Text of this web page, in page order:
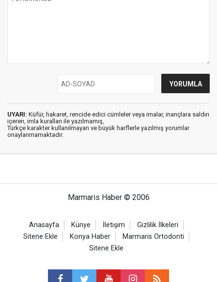
UYARI: Küfür, hakaret, rencide edici cümleler veya imalar, inançlara saldırı
içeren, imla kuralları ile yazılmamış,
Türkçe karakter kullanılmayan ve büyük harflerle yazılmış yorumlar
onaylanmamaktadır.
Marmaris Haber © 2006
Anasayfa Künye İletişim
Gizlilik İlkeleri
Sitene Ekle
Konya Haber
Marmaris Ortodonti
Sitene Ekle